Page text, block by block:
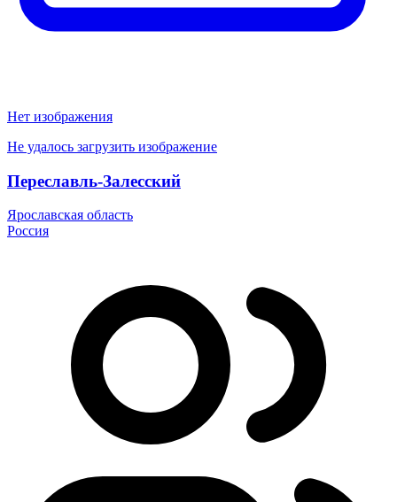
Нет изображения
Не удалось загрузить изображение
Переславль-Залесский
Ярославская область
Россия